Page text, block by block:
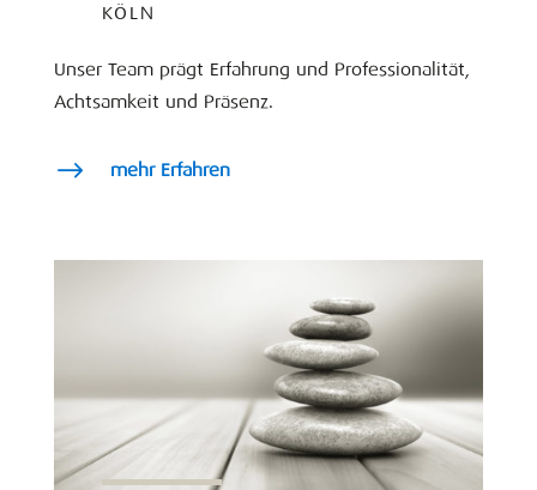
KÖLN
Unser Team prägt Erfahrung und Professionalität,
Achtsamkeit und Präsenz.
$ mehr Erfahren